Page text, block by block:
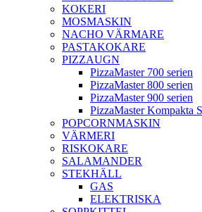
KOKERI
MOSMASKIN
NACHO VÄRMARE
PASTAKOKARE
PIZZAUGN
PizzaMaster 700 serien
PizzaMaster 800 serien
PizzaMaster 900 serien
PizzaMaster Kompakta
POPCORNMASKIN
VÄRMERI
RISKOKARE
SALAMANDER
STEKHÄLL
GAS
ELEKTRISKA